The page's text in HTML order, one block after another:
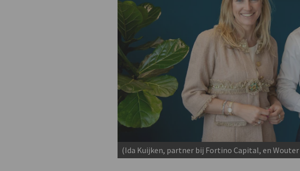
(Ida Kuijken, partner bij Fortino Capital, en